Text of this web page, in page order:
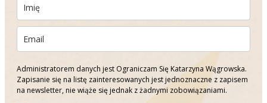
Administratorem danych jest Ograniczam Się Katarzyna Wągrowska.
Zapisanie się na listę zainteresowanych jest jednoznaczne z zapisem
na newsletter, nie wiąże się jednak z żadnymi zobowiązaniami.